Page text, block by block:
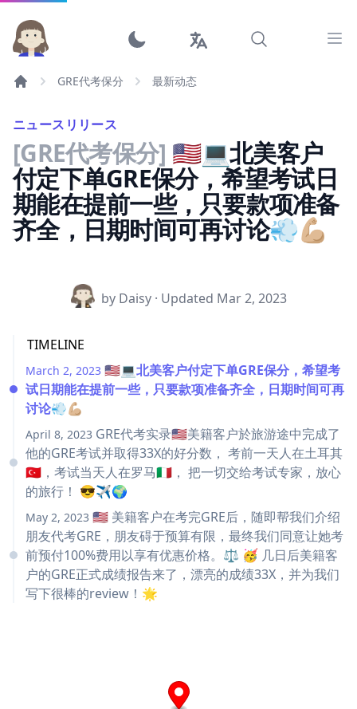
GRE代考保分 最新动态
ニュースリリース
[GRE代考保分] 🇺🇸💻北美客户
付定下单GRE保分，希望考试日
期能在提前一些，只要款项准备
齐全，日期时间可再讨论💨💪🏼
by Daisy · Updated Mar 2, 2023
TIMELINE
March 2, 2023 🇺🇸💻北美客户付定下单GRE保分，希望考
试日期能在提前一些，只要款项准备齐全，日期时间可再
讨论💨💪🏼
April 8, 2023 GRE代考实录🇺🇸美籍客户於旅游途中完成了
他的GRE考试并取得33X的好分数， 考前一天人在土耳其
🇹🇷，考试当天人在罗马🇮🇹， 把一切交给考试专家，放心
的旅行！ 😎✈️🌍
May 2, 2023 🇺🇸 美籍客户在考完GRE后，随即帮我们介绍
朋友代考GRE，朋友碍于预算有限，最终我们同意让她考
前预付100%费用以享有优惠价格。⚖️ 🥳 几日后美籍客
户的GRE正式成绩报告来了，漂亮的成绩33X，并为我们
写下很棒的review！🌟